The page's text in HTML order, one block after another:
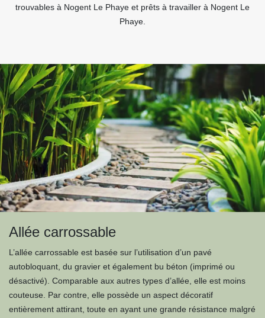
trouvables à Nogent Le Phaye et prêts à travailler à Nogent Le
Phaye.
Allée carrossable
L’allée carrossable est basée sur l’utilisation d’un pavé
autobloquant, du gravier et également bu béton (imprimé ou
désactivé). Comparable aux autres types d’allée, elle est moins
couteuse. Par contre, elle possède un aspect décoratif
entièrement attirant, toute en ayant une grande résistance malgré